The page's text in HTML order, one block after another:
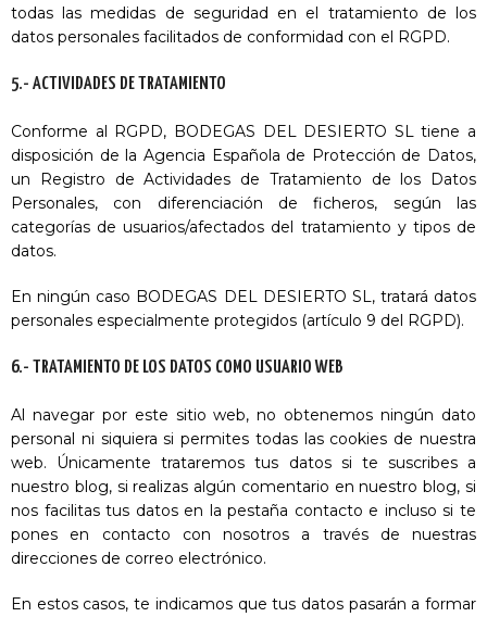
todas las medidas de seguridad en el tratamiento de los
datos personales facilitados de conformidad con el RGPD.
5.- ACTIVIDADES DE TRATAMIENTO
Conforme al RGPD, BODEGAS DEL DESIERTO SL tiene a
disposición de la Agencia Española de Protección de Datos,
un Registro de Actividades de Tratamiento de los Datos
Personales, con diferenciación de ficheros, según las
categorías de usuarios/afectados del tratamiento y tipos de
datos.
En ningún caso BODEGAS DEL DESIERTO SL, tratará datos
personales especialmente protegidos (artículo 9 del RGPD).
6.- TRATAMIENTO DE LOS DATOS COMO USUARIO WEB
Al navegar por este sitio web, no obtenemos ningún dato
personal ni siquiera si permites todas las cookies de nuestra
web. Únicamente trataremos tus datos si te suscribes a
nuestro blog, si realizas algún comentario en nuestro blog, si
nos facilitas tus datos en la pestaña contacto e incluso si te
pones en contacto con nosotros a través de nuestras
direcciones de correo electrónico.
En estos casos, te indicamos que tus datos pasarán a formar